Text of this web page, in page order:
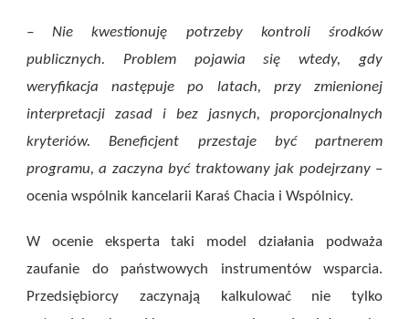
– Nie kwestionuję potrzeby kontroli środków
publicznych. Problem pojawia się wtedy, gdy
weryfikacja następuje po latach, przy zmienionej
interpretacji zasad i bez jasnych, proporcjonalnych
kryteriów. Beneficjent przestaje być partnerem
programu, a zaczyna być traktowany jak podejrzany–
ocenia wspólnik kancelarii Karaś Chacia i Wspólnicy.
W ocenie eksperta taki model działania podważa
zaufanie do państwowych instrumentów wsparcia.
Przedsiębiorcy zaczynają kalkulować nie tylko